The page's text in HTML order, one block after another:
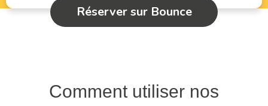
Réserver sur Bounce
Comment utiliser nos